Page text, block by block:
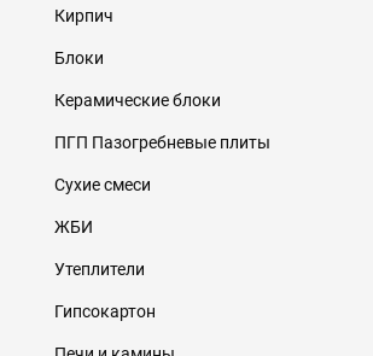
Кирпич
Блоки
Керамические блоки
ПГП Пазогребневые плиты
Сухие смеси
ЖБИ
Утеплители
Гипсокартон